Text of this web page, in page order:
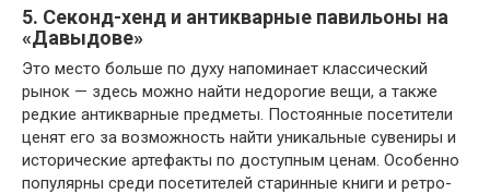
5. Секонд-хенд и антикварные павильоны на
«Давыдове»
Это место больше по духу напоминает классический
рынок — здесь можно найти недорогие вещи, а также
редкие антикварные предметы. Постоянные посетители
ценят его за возможность найти уникальные сувениры и
исторические артефакты по доступным ценам. Особенно
популярны среди посетителей старинные книги и ретро-